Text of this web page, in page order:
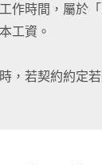
作時間，屬於
工資。
，若契約約定